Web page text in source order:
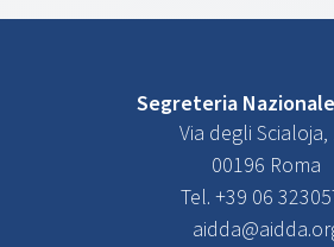
Segreteria
Via degli Scialoja,
00196 Roma
Tel. +39 06